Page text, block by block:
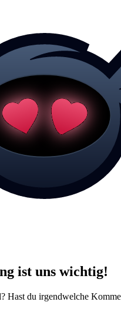
ist uns wichtig!
Hast du irgendwelche